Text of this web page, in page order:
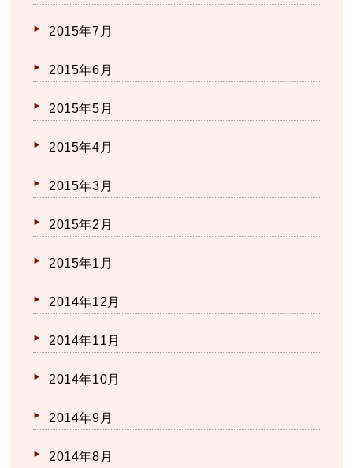
2015年7月
2015年6月
2015年5月
2015年4月
2015年3月
2015年2月
2015年1月
2014年12月
2014年11月
2014年10月
2014年9月
2014年8月